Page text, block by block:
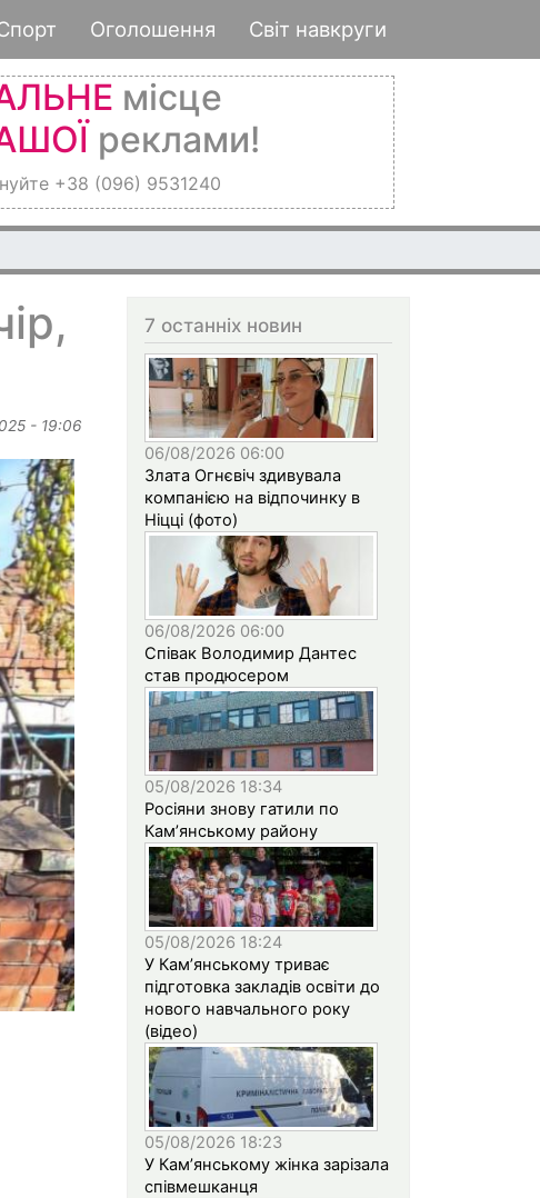
Оголошення Світ навкруги
місце
реклами!
+38 (096) 9531240
- 19:06
7 останніх новин
06/08/2026 06:00
Злата Огнєвіч здивувала
компанією на відпочинку в
Ніцці (фото)
06/08/2026 06:00
Співак Володимир Дантес
став продюсером
05/08/2026 18:34
Росіяни знову гатили по
Кам’янському району
05/08/2026 18:24
У Кам’янському триває
підготовка закладів освіти до
нового навчального року
(відео)
05/08/2026 18:23
У Кам’янському жінка зарізала
співмешканця